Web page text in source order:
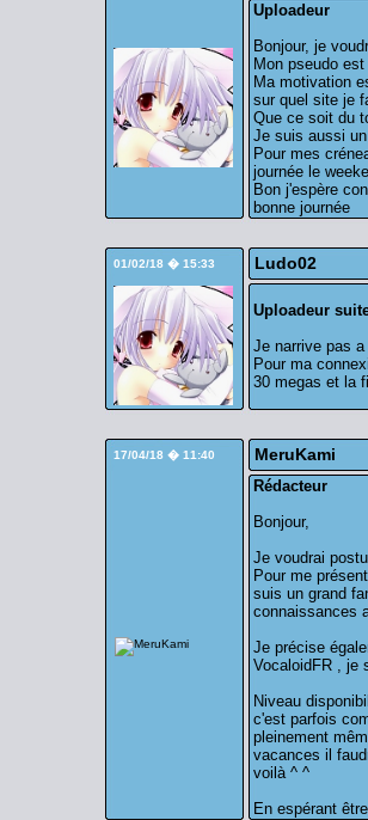
Uploadeur
Bonjour, je
Mon pseudo
Ma motivation
sur quel site je
Que ce soit du
Je suis aussi
Pour mes
journée le
Bon j'espère
bonne journée
01/02/18 � 15:33 Ludo02
Uploadeur
Je narrive pas
Pour ma
30 megas et la
17/04/18 � 11:40 MeruKami
Rédacteur
Bonjour,
Je voudrai
Pour me
suis un grand
connaissances
Je précise
VocaloidFR , je
Niveau
c'est parfois
pleinement
vacances il
voilà ^ ^
En espérant